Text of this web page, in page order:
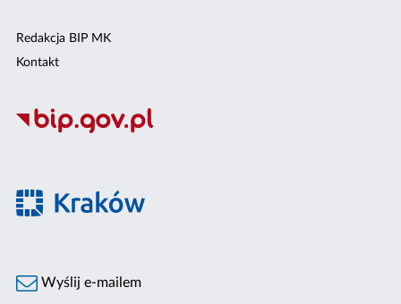
Redakcja BIP MK
Kontakt
Wyślij e-mailem